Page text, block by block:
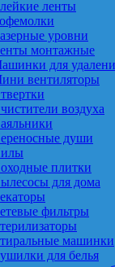
ленты
уровни
монтажные
для
вентиляторы
воздуха
души
плитки
для дома
фильтры
машинки
для белья